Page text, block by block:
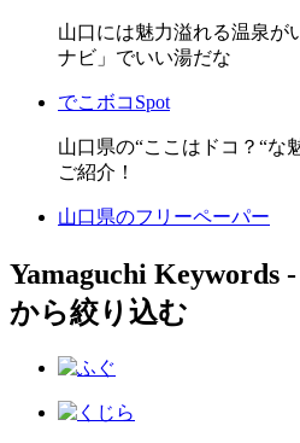
山口には魅力溢れる温泉が
ナビ」でいい湯だな
でこボコSpot
山口県の“ここはドコ？“な
ご紹介！
山口県のフリーペーパー
Yamaguchi Keywords
から絞り込む